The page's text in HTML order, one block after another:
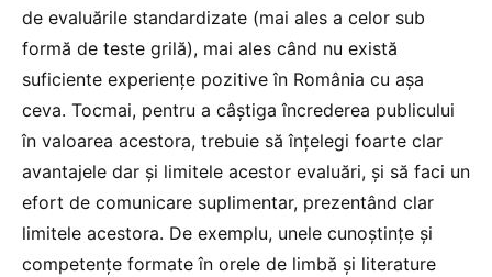
de evaluările standardizate (mai ales a celor sub
formă de teste grilă), mai ales când nu există
suficiente experiențe pozitive în România cu așa
ceva. Tocmai, pentru a câștiga încrederea publicului
în valoarea acestora, trebuie să înțelegi foarte clar
avantajele dar și limitele acestor evaluări, și să faci un
efort de comunicare suplimentar, prezentând clar
limitele acestora. De exemplu, unele cunoștințe și
competențe formate în orele de limbă și literature